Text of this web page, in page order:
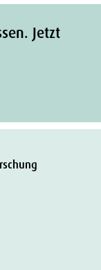
Jetzt